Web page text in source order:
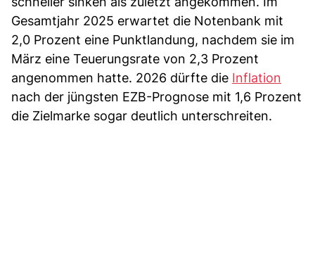
Gesamtjahr 2025 erwartet die Notenbank mit
2,0 Prozent eine Punktlandung, nachdem sie im
März eine Teuerungsrate von 2,3 Prozent
angenommen hatte. 2026 dürfte die Inflation
nach der jüngsten EZB-Prognose mit 1,6 Prozent
die Zielmarke sogar deutlich unterschreiten.